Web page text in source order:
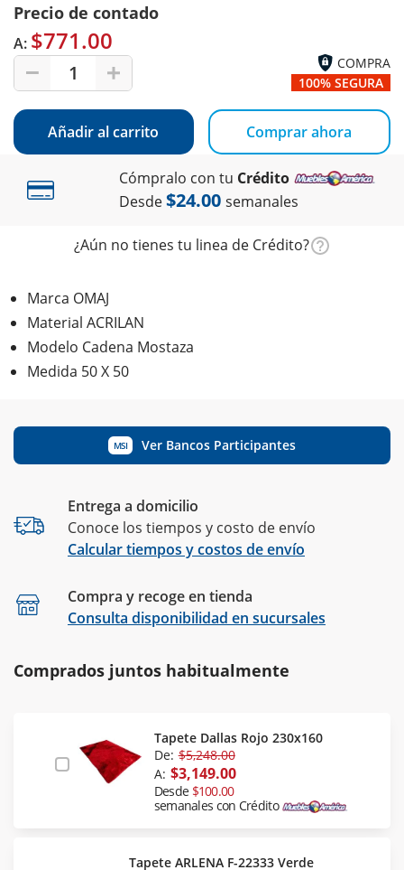
Precio de contado
A: $771.00
1
COMPRA
100% SEGURA
Añadir al carrito Comprar ahora
Cómpralo con tu Crédito
Desde$24.00 semanales
¿Aún no tienes tu linea de Crédito?
Marca OMAJ
Material ACRILAN
Modelo Cadena Mostaza
Medida 50 X 50
MSI Ver Bancos Participantes
Entrega a domicilio
Conoce los tiempos y costo de envío
Calcular tiempos y costos de envío
Compra y recoge en tienda
Consulta disponibilidad en sucursales
Comprados juntos habitualmente
Tapete Dallas Rojo 230x160
De: $5,248.00
A: $3,149.00
Desde $100.00
semanales con Crédito
Tapete ARLENA F-22333 Verde